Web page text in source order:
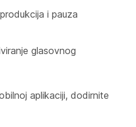
i pauza
glasovnog
aplikaciji, dodirnite